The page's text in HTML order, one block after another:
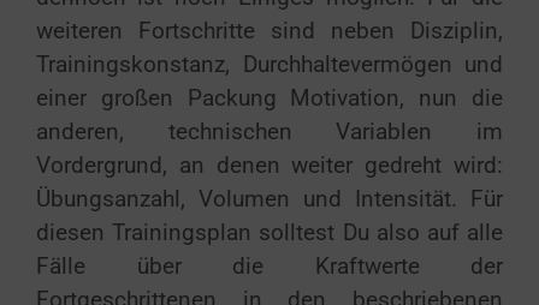
weiteren Fortschritte sind neben Disziplin,
Trainingskonstanz, Durchhaltevermögen und
einer großen Packung Motivation, nun die
anderen, technischen Variablen im
Vordergrund, an denen weiter gedreht wird:
Übungsanzahl, Volumen und Intensität. Für
diesen Trainingsplan solltest Du also auf alle
Fälle über die Kraftwerte der
Fortgeschrittenen in den beschriebenen